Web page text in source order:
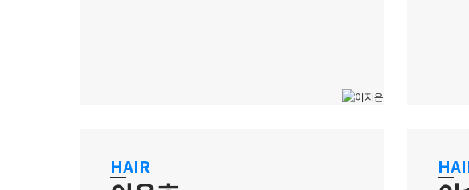
실기전문가
합
HAIR